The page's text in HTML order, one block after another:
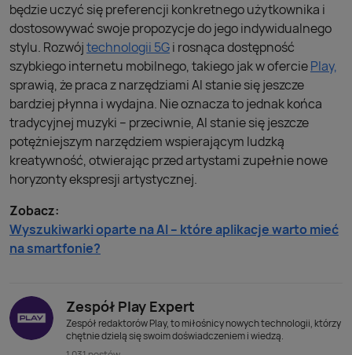
będzie uczyć się preferencji konkretnego użytkownika i
dostosowywać swoje propozycje do jego indywidualnego
stylu. Rozwójtechnologii 5Gi rosnąca dostępność
szybkiego internetu mobilnego, takiego jak w oferciePlay,
sprawią, że praca z narzędziami AI stanie się jeszcze
bardziej płynna i wydajna. Nie oznacza to jednak końca
tradycyjnej muzyki – przeciwnie, AI stanie się jeszcze
potężniejszym narzędziem wspierającym ludzką
kreatywność, otwierając przed artystami zupełnie nowe
horyzonty ekspresji artystycznej.
Zobacz:
Wyszukiwarki oparte na AI – które aplikacje warto mieć
na smartfonie?
Zespół Play Expert
Zespół redaktorów Play, to miłośnicy nowych technologii, którzy
chętnie dzielą się swoim doświadczeniem i wiedzą.